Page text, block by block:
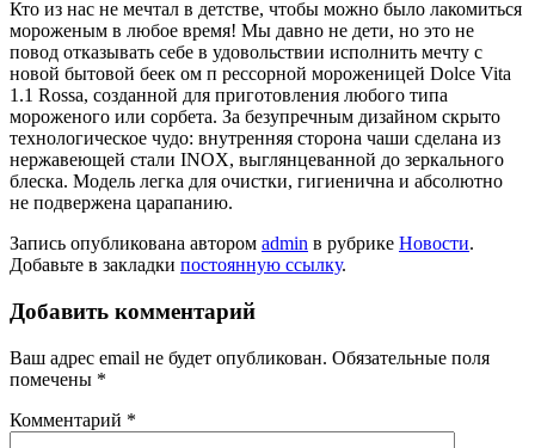
Кто из нас не мечтал в детстве, чтобы можно было лакомиться
мороженым в любое время! Мы давно не дети, но это не
повод отказывать себе в удовольствии исполнить мечту с
новой бытовой беек ом п рессорной мороженицей Dolce Vita
1.1 Rossa, созданной для приготовления любого типа
мороженого или сорбета. За безупречным дизайном скрыто
технологическое чудо: внутренняя сторона чаши сделана из
нержавеющей стали INOX, выглянцеванной до зеркального
блеска. Модель легка для очистки, гигиенична и абсолютно
не подвержена царапанию.
Запись опубликована автором admin в рубрике Новости.
Добавьте в закладки постоянную ссылку.
Добавить комментарий
Ваш адрес email не будет опубликован. Обязательные поля
помечены *
Комментарий *